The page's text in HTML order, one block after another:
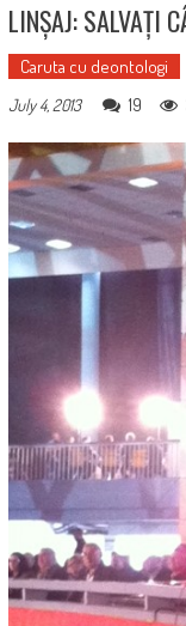
LINȘAJ: SALVAȚI
Caruta cu deontologi
July 4, 2013
19